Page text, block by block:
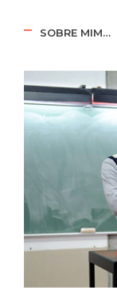
SOBRE MIM…